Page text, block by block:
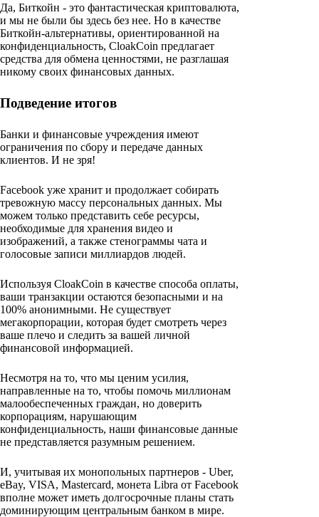
Да, Биткойн - это фантастическая криптовалюта,
и мы не были бы здесь без нее. Но в качестве
Биткойн-альтернативы, ориентированной на
конфиденциальность, CloakCoin предлагает
средства для обмена ценностями, не разглашая
никому своих финансовых данных.
Подведение итогов
Банки и финансовые учреждения имеют
ограничения по сбору и передаче данных
клиентов. И не зря!
Facebook уже хранит и продолжает собирать
тревожную массу персональных данных. Мы
можем только представить себе ресурсы,
необходимые для хранения видео и
изображений, а также стенограммы чата и
голосовые записи миллиардов людей.
Используя CloakCoin в качестве способа оплаты,
ваши транзакции остаются безопасными и на
100% анонимными. Не существует
мегакорпорации, которая будет смотреть через
ваше плечо и следить за вашей личной
финансовой информацией.
Несмотря на то, что мы ценим усилия,
направленные на то, чтобы помочь миллионам
малообеспеченных граждан, но доверить
корпорациям, нарушающим
конфиденциальность, наши финансовые данные
не представляется разумным решением.
И, учитывая их монопольных партнеров - Uber,
eBay, VISA, Mastercard, монета Libra от Facebook
вполне может иметь долгосрочные планы стать
доминирующим центральным банком в мире.